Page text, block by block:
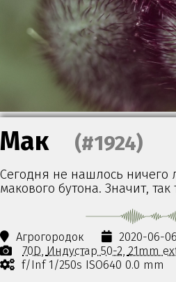
Мак (#1924)
Сегодня не нашлось ничего
макового бутона. Значит,
Агрогородок 2020-06-06
70D Индустар 50-2 21mm
f/Inf 1/250s ISO640 0.0 mm